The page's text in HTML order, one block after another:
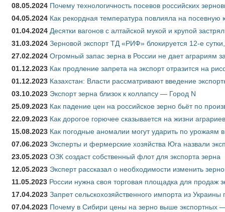
08.05.2024 Почему технологичность посевов российских
04.05.2024 Как рекордная температура повлияла на
01.04.2024 Десятки вагонов с алтайской мукой и крупой
31.03.2024 Зерновой экспорт ТД «РИФ» блокируется 12-е
27.02.2024 Огромный запас зерна в России не дает аграриям
01.12.2023 Как продление запрета на экспорт отразится на
01.12.2023 Казахстан: Власти рассматривают введение
03.10.2023 Экспорт зерна близок к коллапсу — Город N
25.09.2023 Как падение цен на российское зерно бьёт по
22.09.2023 Как дорогое горючее сказывается на жизни аграриев
15.08.2023 Как погодные аномалии могут ударить по урожаям
07.06.2023 Эксперты и фермерские хозяйства Юга назвали
23.05.2023 ОЗК создаст собственный флот для экспорта зерна
12.05.2023 Эксперт рассказал о необходимости изменить
11.05.2023 России нужна своя торговая площадка для продаж
17.04.2023 Запрет сельскохозяйственного импорта из
07.04.2023 Почему в Сибири цены на зерно выше экспортных